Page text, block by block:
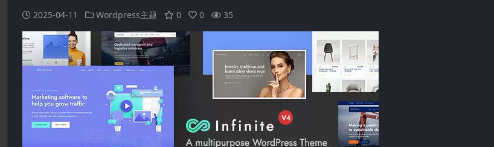
2025-04-11 Wordpress主题 0 0 35 感谢您访问资源杂货铺获取各种信息资源!如果遇到任何问题